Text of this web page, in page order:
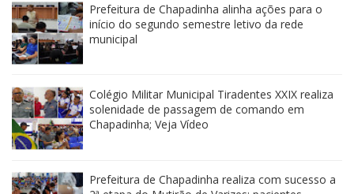
Prefeitura de Chapadinha alinha ações para o
início do segundo semestre letivo da rede
municipal
Colégio Militar Municipal Tiradentes XXIX realiza
solenidade de passagem de comando em
Chapadinha; Veja Vídeo
Prefeitura de Chapadinha realiza com sucesso a